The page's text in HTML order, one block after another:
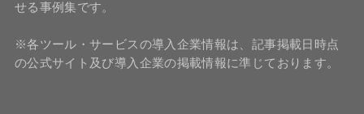
せる事例集です。
※各ツール・サービスの導入企業情報は、記事掲載日時点
の公式サイト及び導入企業の掲載情報に準じております。